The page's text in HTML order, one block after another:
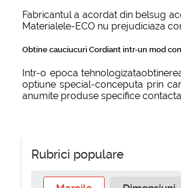
Fabricantul a acordat din belsug
Materialele-ECO nu prejudiciaza
Obtine cauciucuri Cordiant intr-un mod
Intr-o epoca
optiune special-conceputa prin
anumite produse specifice
Rubrici populare